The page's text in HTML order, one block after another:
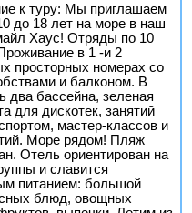
к туру: Мы приглашаем
до 18 лет на море в наш
Хаус! Отряды по 10
в 1 -и 2
просторных номерах со
и балконом. В
два бассейна, зеленая
для дискотек, занятий
мастер-классов и
Море рядом! Пляж
Отель ориентирован на
и славится
питанием: большой
блюд, овощных